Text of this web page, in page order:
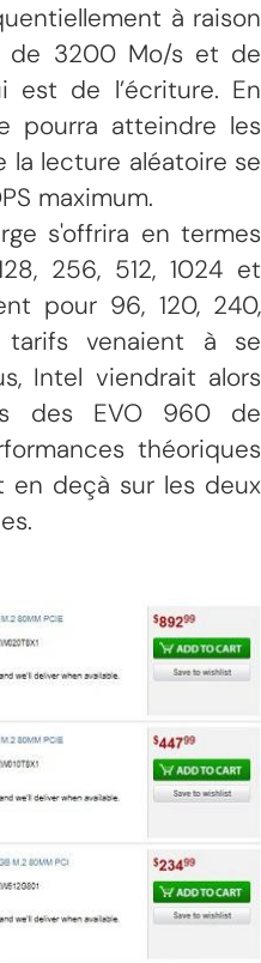
à raison
de 3200 Mo/s et de
de l’écriture. En
pourra atteindre les
la lecture aléatoire se
maximum.
s'offrira en termes
256, 512, 1024 et
pour 96, 120, 240,
venaient à se
Intel viendrait alors
des EVO 960 de
théoriques
deçà sur les deux